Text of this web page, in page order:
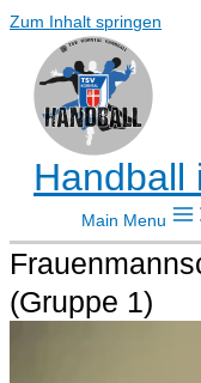
Zum Inhalt springen
Handball
Main Menu
(Gruppe 1)